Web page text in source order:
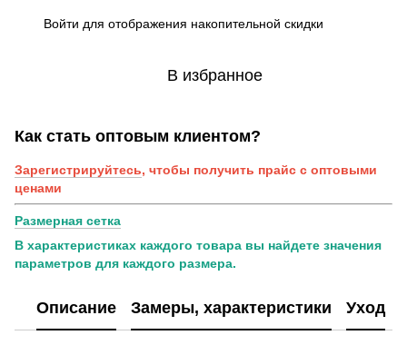
Войти для отображения накопительной скидки
В избранное
Как стать оптовым клиентом?
Зарегистрируйтесь, чтобы получить прайс с оптовыми
ценами
Размерная сетка
В характеристиках каждого товара вы найдете значения
параметров для каждого размера.
Описание Замеры, характеристики Уход